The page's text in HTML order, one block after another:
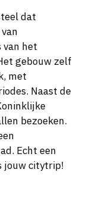
dat
van het
gebouw zelf
met
Naast de
bezoeken.
Echt een
jouw citytrip!